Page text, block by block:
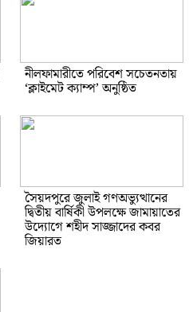
নীলফামারীতে পরিবেশ সচেতনতায়
‘ক্লাইমেট ক্যাম্প’ অনুষ্ঠিত
সৈয়দপুরে জুলাই গণঅভ্যুত্থানের
দ্বিতীয় বার্ষিকী উপলক্ষে জামায়াতের
উদ্যোগে শহীদ সাজ্জাদের কবর
জিয়ারত